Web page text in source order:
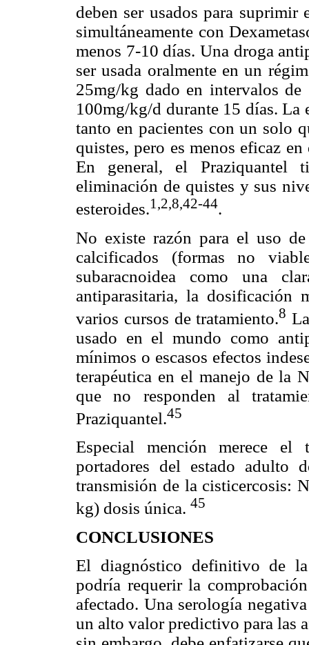
deben ser usados para suprimir
simultáneamente con
menos 7-10 días. Una droga
ser usada oralmente en un
25mg/kg dado en intervalos
100mg/kg/d durante 15 días. La
tanto en pacientes con un solo
quistes, pero es menos eficaz
En general, el Praziquantel
eliminación de quistes y sus
esteroides.1,2,8,42-44.
No existe razón para el uso
calcificados (formas no
subaracnoidea como una
antiparasitaria, la dosificación
varios cursos de tratamiento.8
usado en el mundo como
mínimos o escasos efectos
terapéutica en el manejo de la
que no responden al
Praziquantel.45
Especial mención merece el
portadores del estado adulto
transmisión de la cisticercosis:
kg) dosis única. 45
CONCLUSIONES
El diagnóstico definitivo de
podría requerir la
afectado. Una serología
un alto valor predictivo para las